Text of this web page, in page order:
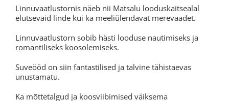
Linnuvaatlustornis näeb nii Matsalu looduskaitsealal
elutsevaid linde kui ka meeliülendavat merevaadet.
Linnuvaatlustorn sobib hästi looduse nautimiseks ja
romantiliseks koosolemiseks.
Suveööd on siin fantastilised ja talvine tähistaevas
unustamatu.
Ka mõttetalgud ja koosviibimised väiksema